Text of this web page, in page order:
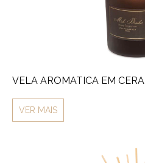
VELA AROMATICA EM
VER MAIS